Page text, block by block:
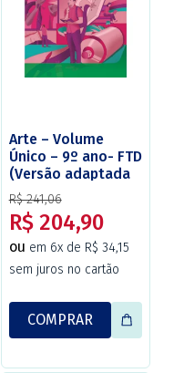
Arte – Volume
Único – 9º ano- FTD
(Versão adaptada
Christus).
R$ 241,06
R$ 204,90
ou em 6x de R$ 34,15
sem juros no cartão
COMPRAR